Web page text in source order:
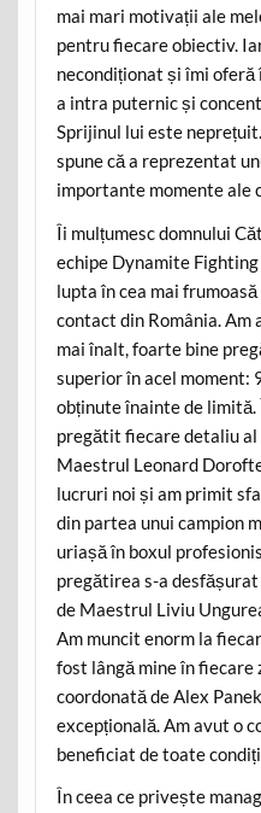
mai mari motivații ale
pentru fiecare obiectiv.
necondiționat și îmi
a intra puternic și
Sprijinul lui este
spune că a reprezentat
importante momente ale
Îi mulțumesc domnului
echipe Dynamite
lupta în cea mai
contact din România. Am
mai înalt, foarte bine
superior în acel moment:
obținute înainte de limită.
pregătit fiecare detaliu
Maestrul Leonard
lucruri noi și am primit
din partea unui campion
uriașă în boxul
pregătirea s-a
de Maestrul Liviu
Am muncit enorm la
fost lângă mine în
coordonată de Alex
excepțională. Am avut o
beneficiat de toate
În ceea ce privește